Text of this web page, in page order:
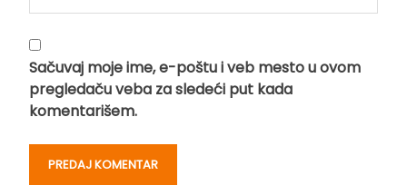
Sačuvaj moje ime, e-poštu i veb mesto u ovom
pregledaču veba za sledeći put kada
komentarišem.